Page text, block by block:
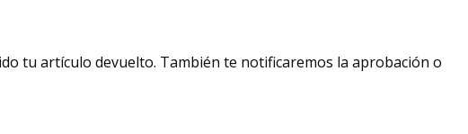
tu artículo devuelto. También te notificaremos la aprobación o